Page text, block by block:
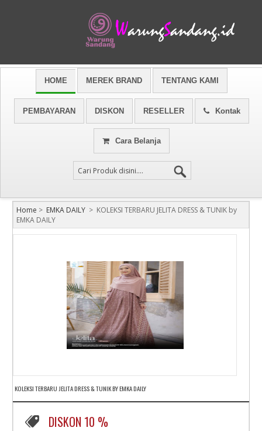
HOME MEREK BRAND TENTANG KAMI
PEMBAYARAN DISKON RESELLER Kontak
Cara Belanja
Home > EMKA DAILY > KOLEKSI TERBARU JELITA DRESS & TUNIK by
EMKA DAILY
KOLEKSI TERBARU JELITA DRESS & TUNIK BY EMKA DAILY
DISKON 10 %